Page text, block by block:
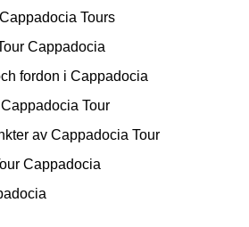
Tours
Cappadocia
fordon i Cappadocia
Tour
av Cappadocia Tour
Cappadocia